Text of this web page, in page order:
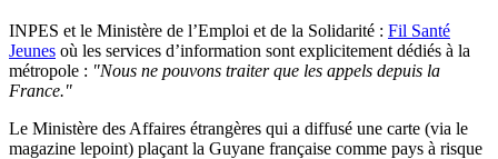
INPES et le Ministère de l’Emploi et de la Solidarité : Fil Santé
Jeunes où les services d’information sont explicitement dédiés à la
métropole : "Nous ne pouvons traiter que les appels depuis la
France."
Le Ministère des Affaires étrangères qui a diffusé une carte (via le
magazine lepoint) plaçant la Guyane française comme pays à risque